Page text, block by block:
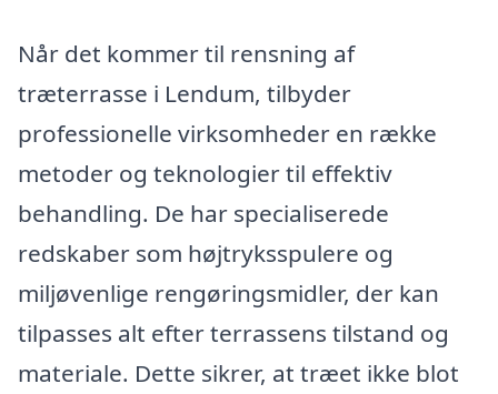
Når det kommer til rensning af
træterrasse i Lendum, tilbyder
professionelle virksomheder en række
metoder og teknologier til effektiv
behandling. De har specialiserede
redskaber som højtryksspulere og
miljøvenlige rengøringsmidler, der kan
tilpasses alt efter terrassens tilstand og
materiale. Dette sikrer, at træet ikke blot